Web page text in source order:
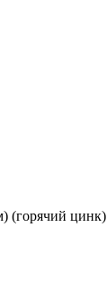
(горячий цинк)